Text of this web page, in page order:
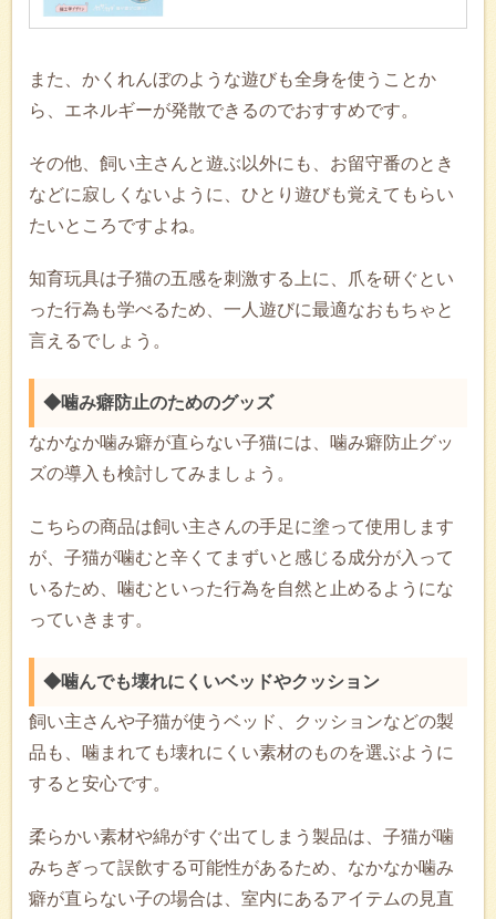
また、かくれんぼのような遊びも全身を使うことか
ら、エネルギーが発散できるのでおすすめです。
その他、飼い主さんと遊ぶ以外にも、お留守番のとき
などに寂しくないように、ひとり遊びも覚えてもらい
たいところですよね。
知育玩具は子猫の五感を刺激する上に、爪を研ぐとい
った行為も学べるため、一人遊びに最適なおもちゃと
言えるでしょう。
◆噛み癖防止のためのグッズ
なかなか噛み癖が直らない子猫には、噛み癖防止グッ
ズの導入も検討してみましょう。
こちらの商品は飼い主さんの手足に塗って使用します
が、子猫が噛むと辛くてまずいと感じる成分が入って
いるため、噛むといった行為を自然と止めるようにな
っていきます。
◆噛んでも壊れにくいベッドやクッション
飼い主さんや子猫が使うベッド、クッションなどの製
品も、噛まれても壊れにくい素材のものを選ぶように
すると安心です。
柔らかい素材や綿がすぐ出てしまう製品は、子猫が噛
みちぎって誤飲する可能性があるため、なかなか噛み
癖が直らない子の場合は、室内にあるアイテムの見直